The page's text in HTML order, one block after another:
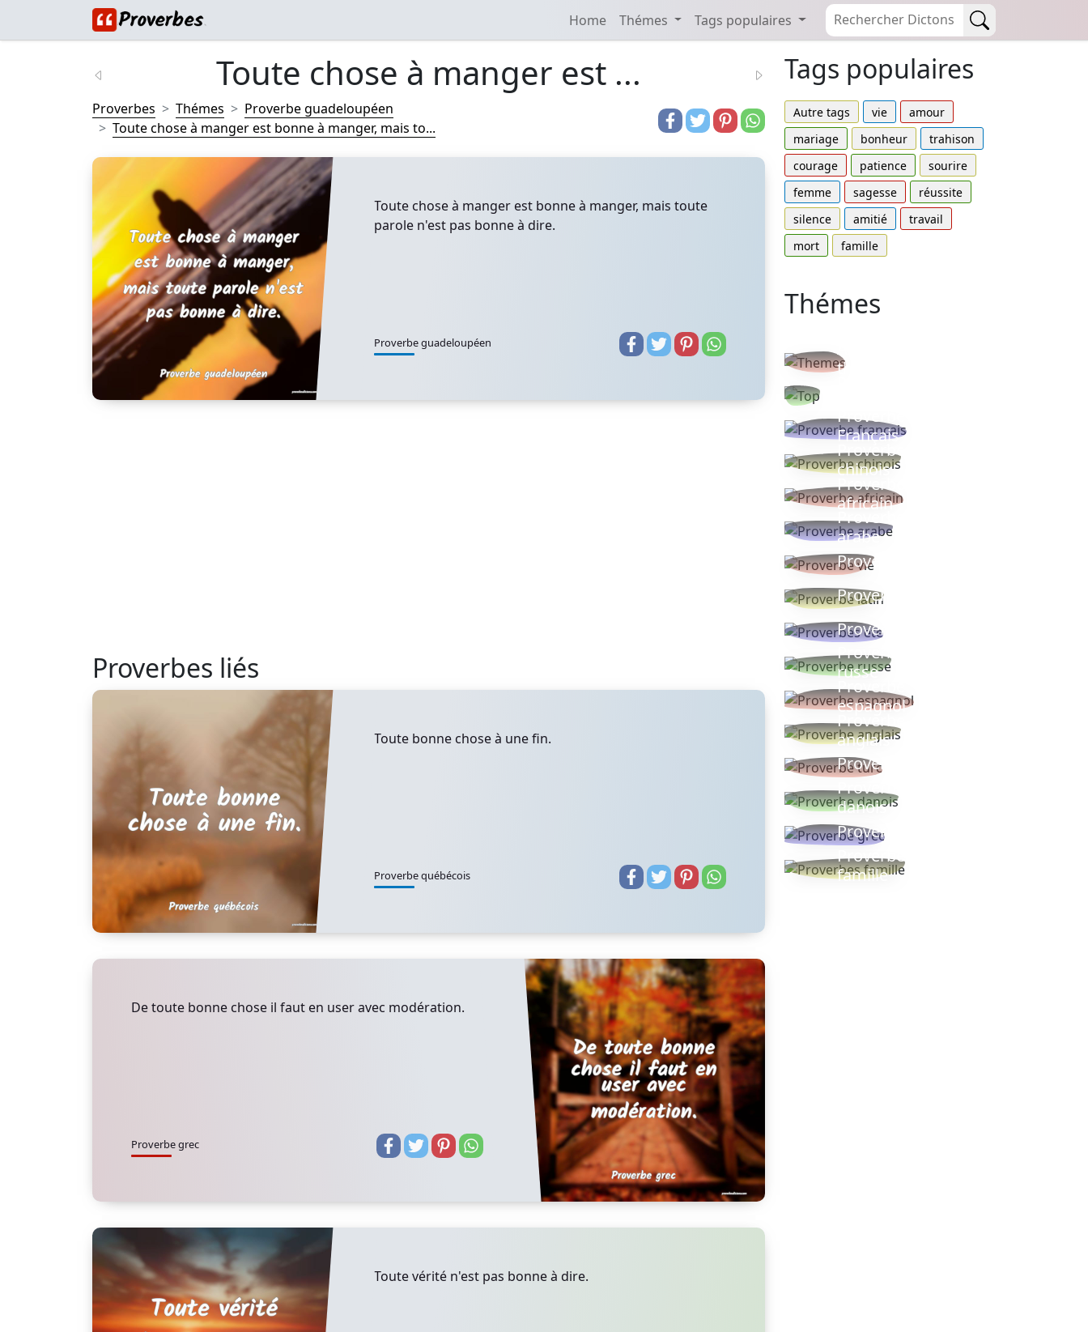
Home Thémes Tags populaires
Toute chose à manger est ...
Proverbes Thémes
Proverbe guadeloupéen
Toute chose à manger est bonne à manger, mais to...
Toute chose à manger est bonne à manger, mais toute
parole n'est pas bonne à dire.
Proverbe guadeloupéen
Proverbes liés
Toute bonne chose à une fin.
Proverbe québécois
De toute bonne chose il faut en user avec modération.
Proverbe grec
Toute vérité n'est pas bonne à dire.
Tags populaires
Autre tags vie
amour
mariage
bonheur
trahison
courage
patience
sourire
femme
sagesse
réussite
silence
amitié
travail
mort
famille
Thémes
thèmes
Proverbe
Français
Proverbe
chinois
Proverbe
africain
Proverbe
arabe
Proverbe vie
Proverbe latin
Proverbes ete
Proverbe
russe
Proverbe
espagnol
Proverbe
anglais
Proverbe turc
Proverbe
danois
Proverbe grec
Proverbes
famille